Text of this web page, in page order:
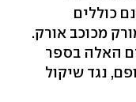
כוללים
מכוכב אורק.
האלה בספר
נגד שיקול